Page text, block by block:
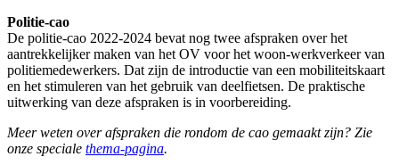
Politie-cao
De politie-cao 2022-2024 bevat nog twee afspraken over het
aantrekkelijker maken van het OV voor het woon-werkverkeer van
politiemedewerkers. Dat zijn de introductie van een mobiliteitskaart
en het stimuleren van het gebruik van deelfietsen. De praktische
uitwerking van deze afspraken is in voorbereiding.
Meer weten over afspraken die rondom de cao gemaakt zijn? Zie
onze speciale thema-pagina.